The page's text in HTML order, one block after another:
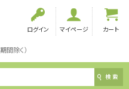
ログイン マイページ カート
間除く）
検索